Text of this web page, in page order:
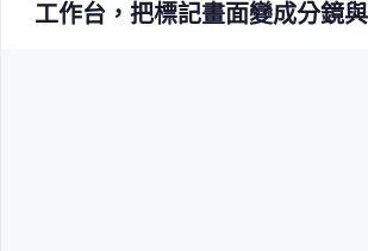
工作台，把標記畫面變成分鏡